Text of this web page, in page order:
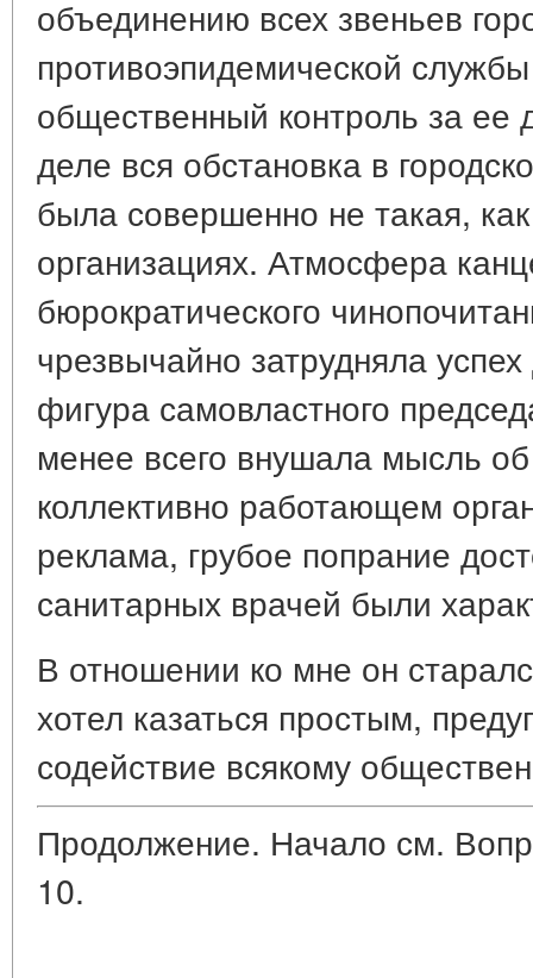
объединению всех звеньев
противоэпидемической
общественный контроль за ее
деле вся обстановка в
была совершенно не такая,
организациях. Атмосфера
бюрократического
чрезвычайно затрудняла
фигура самовластного
менее всего внушала мысль
коллективно работающем
реклама, грубое попрание
санитарных врачей были
В отношении ко мне он
хотел казаться простым,
содействие всякому
Продолжение. Начало см.
10.